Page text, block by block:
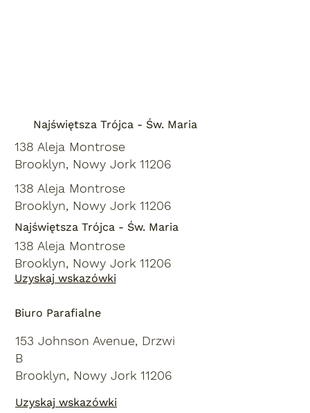
Najświętsza Trójca - Św. Maria
Najświętsza Trójca - Św. Maria
138 Aleja Montrose
Brooklyn, Nowy Jork 11206
138 Aleja Montrose
Brooklyn, Nowy Jork 11206
138 Aleja Montrose
Brooklyn, Nowy Jork 11206
Uzyskaj wskazówki
Biuro Parafialne
153 Johnson Avenue, Drzwi
B
Brooklyn, Nowy Jork 11206
Uzyskaj wskazówki